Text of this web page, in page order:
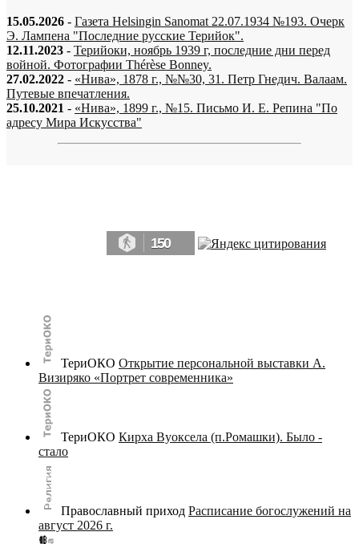
15.05.2026 - Газета Helsingin Sanomat 22.07.1934 №193. Очерк
Э. Лампена "Последние русские Терийок".
12.11.2023 - Терийоки, ноябрь 1939 г, последние дни перед
войной. Фотографии Thérèse Bonney.
27.02.2022 - «Нива», 1878 г., №№30, 31. Петр Гнедич. Валаам.
Путевые впечатления.
25.10.2021 - «Нива», 1899 г., №15. Письмо И. Е. Репина "По
адресу Мира Искусства"
150
ТериОКО Открытие персональной выставки А.
Визиряко «Портрет современника»
ТериОКО Кирха Вуоксела (п.Ромашки). Было -
стало
Православный приход Расписание богослужений на
август 2026 г.